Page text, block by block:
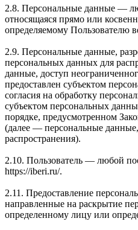
2.8. Персональные данные —
относящаяся прямо или
определяемому Пользователю
2.9. Персональные данные,
персональных данных для
данные, доступ
предоставлен субъектом
согласия на обработку
субъектом персональных
порядке, предусмотренном
(далее — персональные
распространения).
2.10. Пользователь — любой
https://iberi.ru/.
2.11. Предоставление
направленные на раскрытие
определенному лицу или